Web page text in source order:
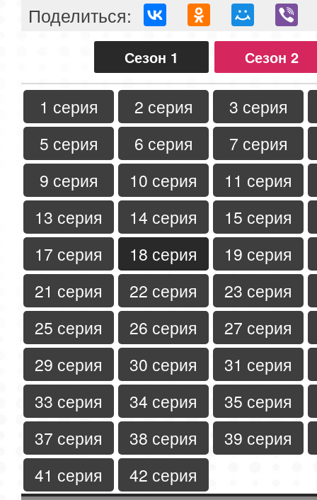
Поделиться:
Сезон 1 Сезон 2
1 серия 2 серия
3 серия
5 серия
6 серия
7 серия
9 серия
10 серия
11 серия
13 серия
14 серия
15 серия
17 серия
18 серия
19 серия
21 серия
22 серия
23 серия
25 серия
26 серия
27 серия
29 серия
30 серия
31 серия
33 серия
34 серия
35 серия
37 серия
38 серия
39 серия
41 серия
42 серия